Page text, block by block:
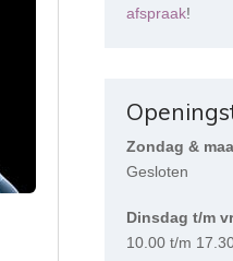
afspraak!
Zondag &
Gesloten
Dinsdag t/m
10.00 t/m